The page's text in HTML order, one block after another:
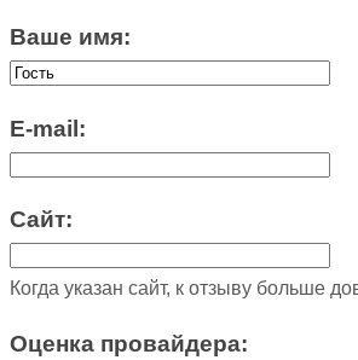
Ваше имя:
E-mail:
Сайт:
Когда указан сайт, к отзыву больше
Оценка провайдера: